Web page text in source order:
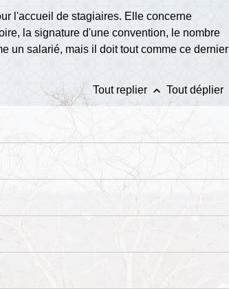
l'accueil de stagiaires. Elle concerne
la signature d'une convention, le nombre
un salarié, mais il doit tout comme ce dernier
Tout replier keyboard_arrow_up Tout déplier